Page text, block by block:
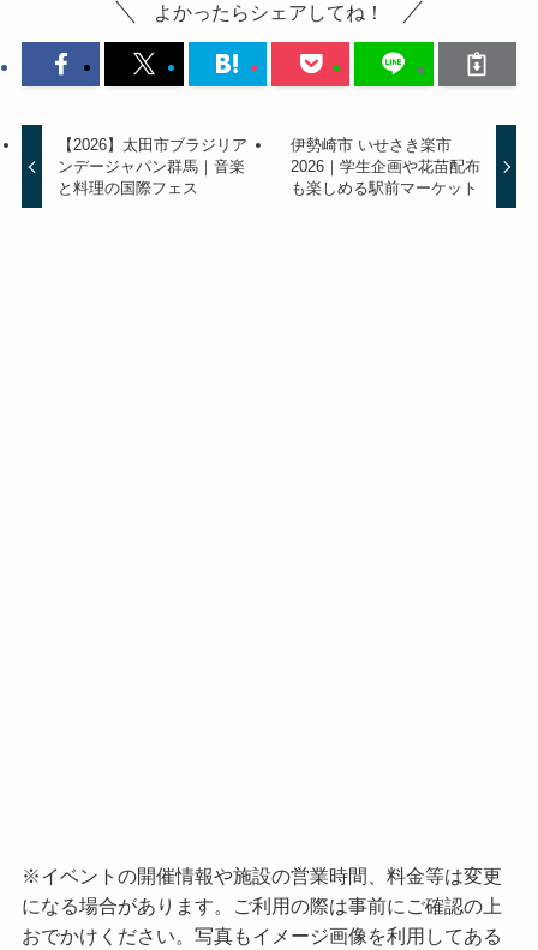
よかったらシェアしてね！
【2026】太田市ブラジリア
ンデージャパン群馬｜音楽
と料理の国際フェス
伊勢崎市 いせさき楽市
2026｜学生企画や花苗配布
も楽しめる駅前マーケット
※イベントの開催情報や施設の営業時間、料金等は変更
になる場合があります。ご利用の際は事前にご確認の上
おでかけください。写真もイメージ画像を利用してある